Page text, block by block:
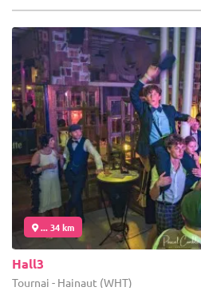
... 34 km
Hall3
Tournai - Hainaut (WHT)